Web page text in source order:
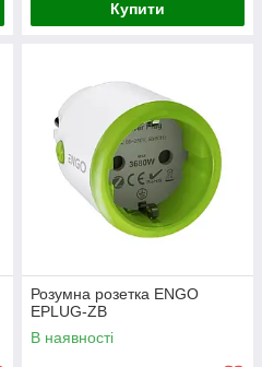
Купити
Розумна розетка ENGO
EPLUG-ZB
В наявності